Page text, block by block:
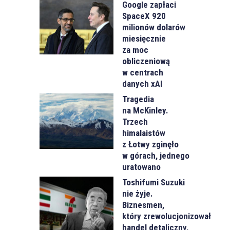
Google zapłaci
SpaceX 920
milionów dolarów
miesięcznie
za moc
obliczeniową
w centrach
danych xAI
Tragedia
na McKinley.
Trzech
himalaistów
z Łotwy zginęło
w górach, jednego
uratowano
Toshifumi Suzuki
nie żyje.
Biznesmen,
który zrewolucjonizował
handel detaliczny,